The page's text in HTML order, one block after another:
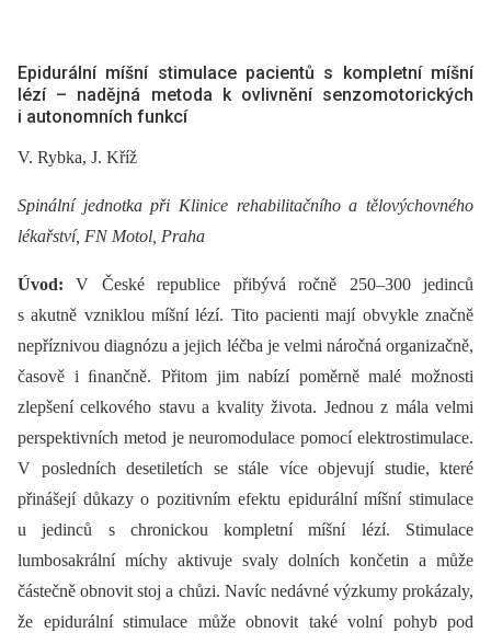
Epidurální míšní stimulace pacientů s kompletní míšní
lézí –⁠ nadějná metoda k ovlivnění senzomotorických
i autonomních funkcí
V. Rybka, J. Kříž
Spinální jednotka při Klinice rehabilitačního a tělovýchovného
lékařství, FN Motol, Praha
Úvod:V České republice přibývá ročně 250–300 jedinců
s akutně vzniklou míšní lézí. Tito pacienti mají obvykle značně
nepříznivou diagnózu a jejich léčba je velmi náročná organizačně,
časově i ﬁnančně. Přitom jim nabízí poměrně malé možnosti
zlepšení celkového stavu a kvality života. Jednou z mála velmi
perspektivních metod je neuromodulace pomocí elektrostimulace.
V posledních desetiletích se stále více objevují studie, které
přinášejí důkazy o pozitivním efektu epidurální míšní stimulace
u jedinců s chronickou kompletní míšní lézí. Stimulace
lumbosakrální míchy aktivuje svaly dolních končetin a může
částečně obnovit stoj a chůzi. Navíc nedávné výzkumy prokázaly,
že epidurální stimulace může obnovit také volní pohyb pod